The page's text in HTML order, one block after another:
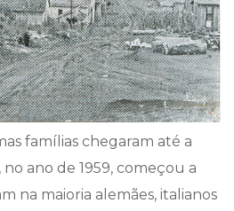
famílias chegaram até a
ano de 1959, começou a
na maioria alemães, italianos